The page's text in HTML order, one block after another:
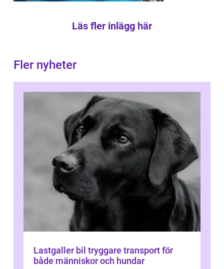
Läs fler inlägg här
Fler nyheter
Lastgaller bil tryggare transport för
både människor och hundar